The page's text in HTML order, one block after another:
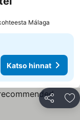
Katso hinnat
Málaga
Katso hinnat
Jaa